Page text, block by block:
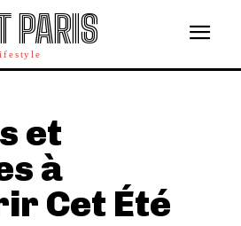
PARIS
et
à
Cet Été